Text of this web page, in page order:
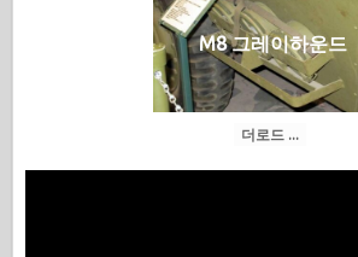
M8 그레이하운드
더로드 ...